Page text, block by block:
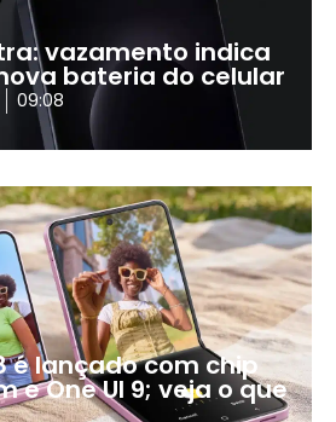
vazamento indica
bateria do celular
09:08
é lançado com chip
e One UI 9; veja o que